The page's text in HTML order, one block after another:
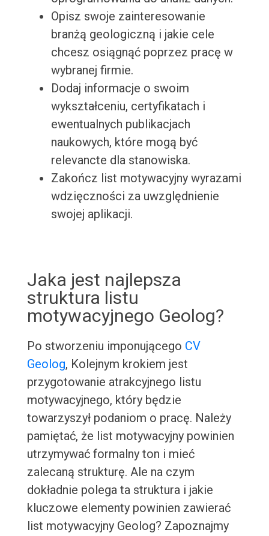
Opisz swoje zainteresowanie
branżą geologiczną i jakie cele
chcesz osiągnąć poprzez pracę w
wybranej firmie.
Dodaj informacje o swoim
wykształceniu, certyfikatach i
ewentualnych publikacjach
naukowych, które mogą być
relevancte dla stanowiska.
Zakończ list motywacyjny wyrazami
wdzięczności za uwzględnienie
swojej aplikacji.
Jaka jest najlepsza
struktura listu
motywacyjnego Geolog?
Po stworzeniu imponującego CV
Geolog, Kolejnym krokiem jest
przygotowanie atrakcyjnego listu
motywacyjnego, który będzie
towarzyszył podaniom o pracę. Należy
pamiętać, że list motywacyjny powinien
utrzymywać formalny ton i mieć
zalecaną strukturę. Ale na czym
dokładnie polega ta struktura i jakie
kluczowe elementy powinien zawierać
list motywacyjny Geolog? Zapoznajmy